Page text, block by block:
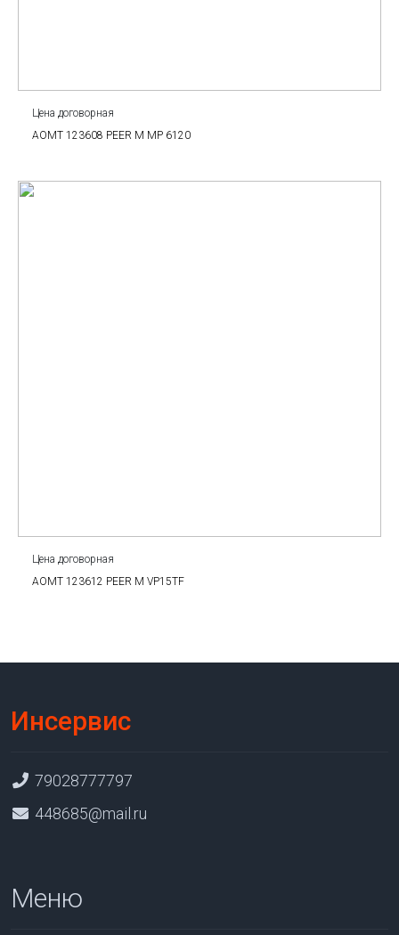
Цена договорная
AOMT 123608 PEER M МР 6120
Цена договорная
AOMT 123612 PEER M VP15TF
Инсервис
79028777797
448685@mail.ru
Меню